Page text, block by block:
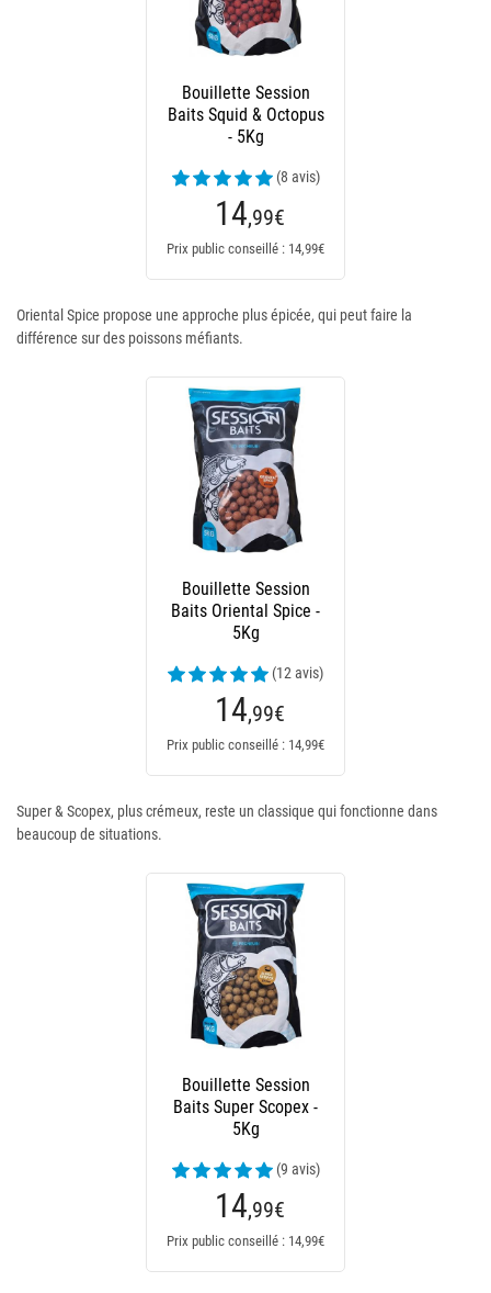
Bouillette Session
Baits Squid & Octopus
- 5Kg
(8 avis)
14,99€
Prix public conseillé : 14,99€
Oriental Spice propose une approche plus épicée, qui peut faire la
différence sur des poissons méfiants.
Bouillette Session
Baits Oriental Spice -
5Kg
(12 avis)
14,99€
Prix public conseillé : 14,99€
Super & Scopex, plus crémeux, reste un classique qui fonctionne dans
beaucoup de situations.
Bouillette Session
Baits Super Scopex -
5Kg
(9 avis)
14,99€
Prix public conseillé : 14,99€